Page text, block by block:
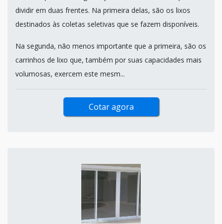
dividir em duas frentes. Na primeira delas, são os lixos
destinados às coletas seletivas que se fazem disponíveis.
Na segunda, não menos importante que a primeira, são os
carrinhos de lixo que, também por suas capacidades mais
volumosas, exercem este mesm...
Cotar agora